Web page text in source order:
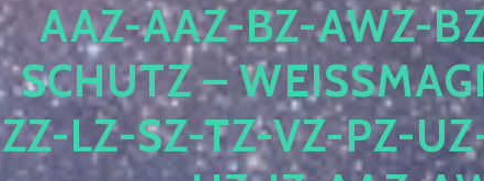
AZ-AAZ-BZ-AWZ-BZ-
CHUTZ –
-LZ-SZ-TZ-VZ-PZ-UZ-